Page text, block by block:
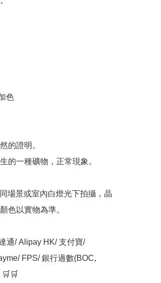
色
的證明。
的一種礦物，正常現象。
場景或室內白燈光下拍攝，晶
色以實物為準。
通/ Alipay HK/ 支付寶/
FPS/ 銀行過數(BOC,